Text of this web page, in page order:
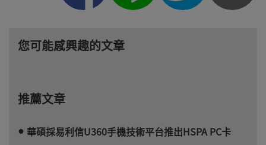
您可能感興趣的文章
推薦文章
華碩採易利信U360手機技術平台推出HSPA PC卡